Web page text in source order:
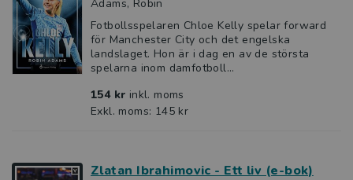
Adams, Robin
Fotbollsspelaren Chloe Kelly spelar forward
för Manchester City och det engelska
landslaget. Hon är i dag en av de största
spelarna inom damfotboll...
154 kr inkl. moms
Exkl. moms: 145 kr
Zlatan Ibrahimovic - Ett liv (e-bok)